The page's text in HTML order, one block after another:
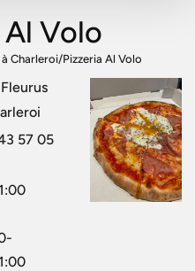
Volo
Charleroi/Pizzeria Al Volo
57 05